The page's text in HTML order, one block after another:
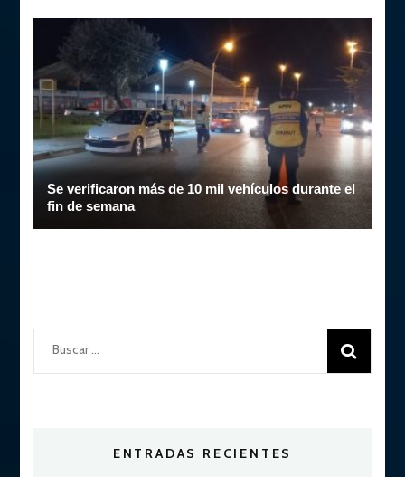
Se verificaron más de 10 mil vehículos durante el
fin de semana
Buscar:
ENTRADAS RECIENTES